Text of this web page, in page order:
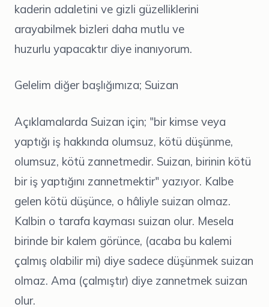
kaderin adaletini ve gizli güzelliklerini
arayabilmek bizleri daha mutlu ve
huzurlu yapacaktır diye inanıyorum.
Gelelim diğer başlığımıza; Suizan
Açıklamalarda Suizan için; "bir kimse veya
yaptığı iş hakkında olumsuz, kötü düşünme,
olumsuz, kötü zannetmedir. Suizan, birinin kötü
bir iş yaptığını zannetmektir" yazıyor. Kalbe
gelen kötü düşünce, o hâliyle suizan olmaz.
Kalbin o tarafa kayması suizan olur. Mesela
birinde bir kalem görünce, (acaba bu kalemi
çalmış olabilir mi) diye sadece düşünmek suizan
olmaz. Ama (çalmıştır) diye zannetmek suizan
olur.